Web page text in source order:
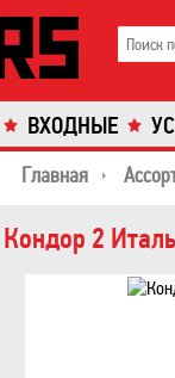
ВХОДНЫЕ
Главная
Кондор 2